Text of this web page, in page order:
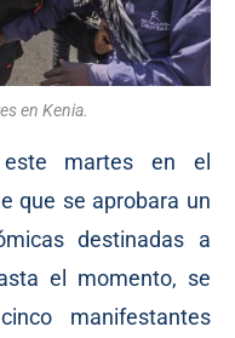
en Kenia.
este martes en el
que se aprobara un
destinadas a
el momento, se
manifestantes